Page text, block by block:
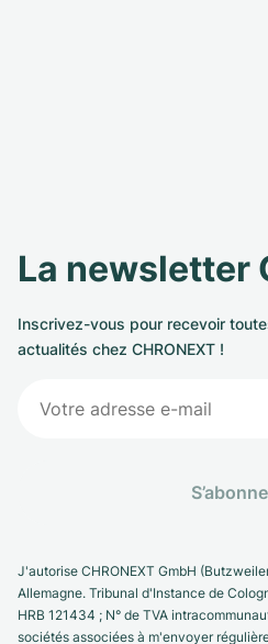
La newsletter
Inscrivez-vous pour recevoir
actualités chez CHRONEXT !
J'autorise CHRONEXT GmbH
Allemagne. Tribunal d'Instance de
HRB 121434 ; N° de TVA
sociétés associées à m'envoyer